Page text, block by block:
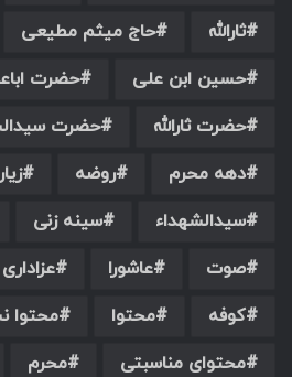
ثارالله
حاج میثم مطیعی
حسین ابن علی
حضرت
حضرت ثارالله
حضرت
دهه محرم
روضه
سیدالشهداء
سینه زنی
صوت
عاشورا عزاداری
کوفه
محتوا
محتوا
محتوای مناسبتی
محرم